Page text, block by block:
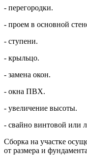
- перегородки.
- проем в основной
- ступени.
- крыльцо.
- замена окон.
- окна ПВХ.
- увеличение высоты.
- свайно винтовой или
Сборка на участке
от размера и